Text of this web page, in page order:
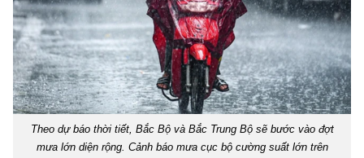
Theo dự báo thời tiết, Bắc Bộ và Bắc Trung Bộ sẽ bước vào đợt
mưa lớn diện rộng. Cảnh báo mưa cục bộ cường suất lớn trên